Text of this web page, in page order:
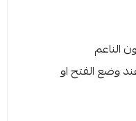
وضع الفتح او